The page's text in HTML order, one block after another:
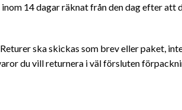
14 dagar räknat från den dag efter att
ska skickas som brev eller paket,
du vill returnera i väl försluten